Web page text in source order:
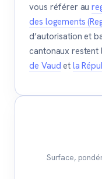
vous référer au
des logements
d’autorisation et
cantonaux
de Vaud et la
Surface,